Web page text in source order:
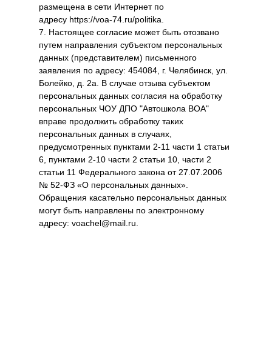
размещена в сети Интернет по
адресу https://voa-74.ru/politika.
7. Настоящее согласие может быть отозвано
путем направления субъектом персональных
данных (представителем) письменного
заявления по адресу: 454084, г. Челябинск, ул.
Болейко, д. 2а. В случае отзыва субъектом
персональных данных согласия на обработку
персональных ЧОУ ДПО "Автошкола ВОА"
вправе продолжить обработку таких
персональных данных в случаях,
предусмотренных пунктами 2-11 части 1 статьи
6, пунктами 2-10 части 2 статьи 10, части 2
статьи 11 Федерального закона от 27.07.2006
№ 52-ФЗ «О персональных данных».
Обращения касательно персональных данных
могут быть направлены по электронному
адресу: voachel@mail.ru.